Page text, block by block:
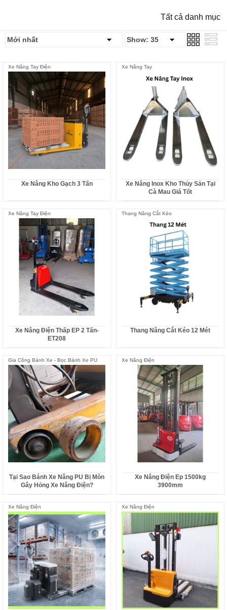
Tất cả danh mục
Xe Nâng Tay Điện
Xe Nâng Kho Gạch 3 Tấn
Xe Nâng Tay
Xe Nâng Inox Kho Thủy Sản Tại
Cà Mau Giá Tốt
Xe Nâng Tay Điện
Xe Nâng Điện Thấp EP 2 Tấn-
ET208
Thang Nâng Cắt Kéo
Thang Nâng Cắt Kéo 12 Mét
Gia Công Bánh Xe - Bọc Bánh Xe PU
Tại Sao Bánh Xe Nâng PU Bị Mòn
Gây Hỏng Xe Nâng Điện?
Xe Nâng Điện
Xe Nâng Điện Ep 1500kg
3900mm
Xe Nâng Điện Xe Nâng Điện